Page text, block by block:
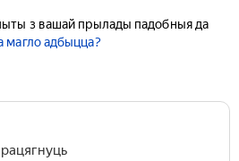
з вашай прылады падобныя да
магло адбыцца?